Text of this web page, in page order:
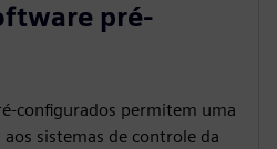
pré-
configurados permitem uma
sistemas de controle da